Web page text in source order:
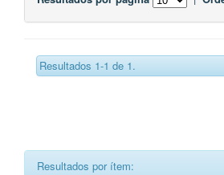
Resultados 1-1 de 1.
Resultados por ítem: